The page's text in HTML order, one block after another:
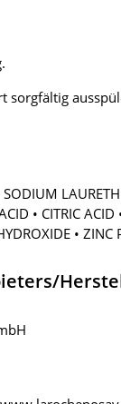
sorgfältig
LAURETH
• CITRIC
•